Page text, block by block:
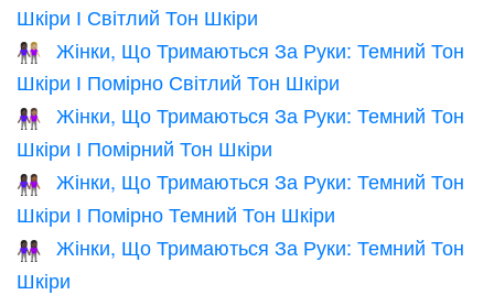
Шкіри І Світлий Тон Шкіри
👩🏿‍🤝‍👩🏼
Жінки, Що Тримаються За Руки: Темний Тон
Шкіри І Помірно Світлий Тон Шкіри
👩🏿‍🤝‍👩🏽
Жінки, Що Тримаються За Руки: Темний Тон
Шкіри І Помірний Тон Шкіри
👩🏿‍🤝‍👩🏾
Жінки, Що Тримаються За Руки: Темний Тон
Шкіри І Помірно Темний Тон Шкіри
👭🏿
Жінки, Що Тримаються За Руки: Темний Тон
Шкіри